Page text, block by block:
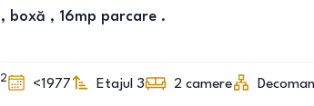
boxă , 16mp parcare .
2 <1977 Etajul 3 2 camere